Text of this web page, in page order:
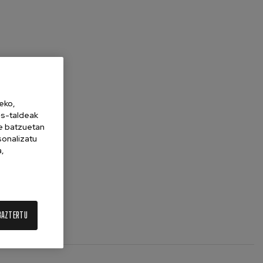
taldeak
batzuetan